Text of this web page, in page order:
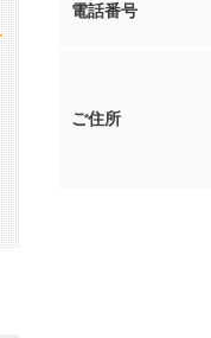
電話番号
ご住所